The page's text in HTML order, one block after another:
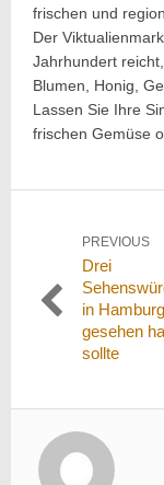
frischen und
Der
Jahrhundert
Blumen, Honig,
Lassen Sie Ihre
frischen Gemüse
PREVIOUS
Previous
post:
Drei
in
gesehen
sollte